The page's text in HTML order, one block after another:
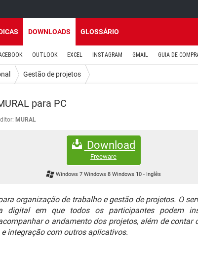
DOWNLOADS GLOSSÁRIO
OUTLOOK EXCEL INSTAGRAM GMAIL GUIA DE
Gestão de projetos
para PC
MURAL
Download
Freeware
Windows 7 Windows 8 Windows 10- Inglês
organização de trabalho e gestão de projetos. O
digital em que todos os participantes podem
o andamento dos projetos, além de contar
integração com outros aplicativos.